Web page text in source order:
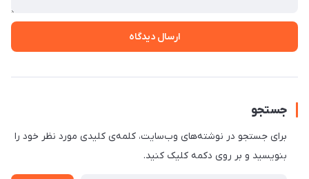
ارسال دیدگاه
جستجو
برای جستجو در نوشته‌های وب‌سایت، کلمه‌ی کلیدی مورد نظر خود را
بنویسید و بر روی دکمه کلیک کنید.